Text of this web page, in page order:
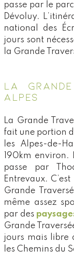
passe par le
Dévoluy.
national des
jours sont
la Grande
LA
ALPES
La Grande
fait une portion
les Alpes-de-
190km environ.
passe par
Entrevaux.
Grande
même assez
par des
Grande
jours mais libre
les Chemins du